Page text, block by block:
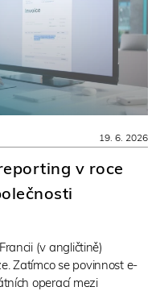
v roce
(v angličtině)
Zatímco se povinnost e-
operací mezi
19. 6. 2026